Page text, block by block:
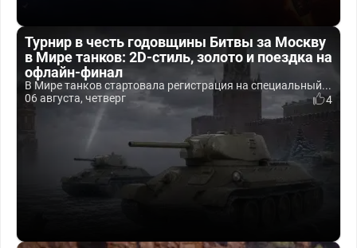
Турнир в честь годовщины Битвы за Москву
в Мире танков: 2D-стиль, золото и поездка на
офлайн-финал
В Мире танков стартовала регистрация на специальный...
06 августа, четверг
4